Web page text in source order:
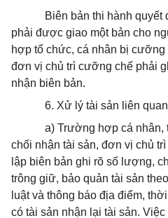
Biên bản thi hành
phải được giao một bản cho
hợp tổ chức, cá nhân bị
đơn vị chủ trì cưỡng chế phải
nhận biên bản.
6. Xử lý tài sản liên
a) Trường hợp cá
chối nhận tài sản, đơn vị chủ
lập biên bản ghi rõ số lượng,
trông giữ, bảo quản tài sản
luật và thông báo địa điểm,
có tài sản nhận lại tài sản.